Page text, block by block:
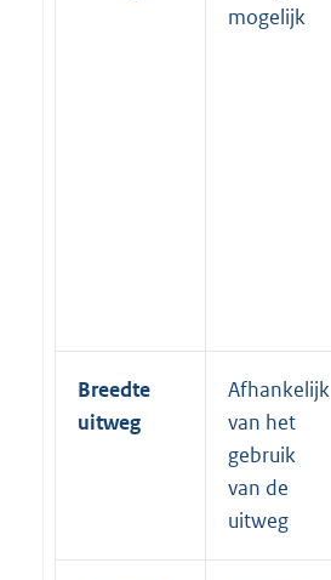
mogelijk
Breedte
uitweg
Afhankelijk
van het
gebruik
van de
uitweg